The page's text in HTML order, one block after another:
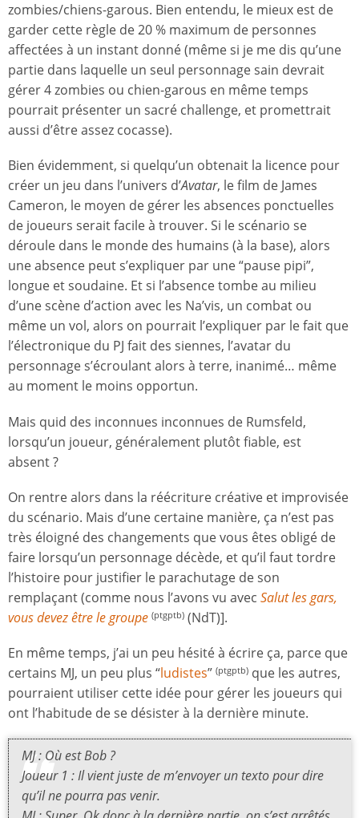
zombies/chiens-garous. Bien entendu, le mieux est de
garder cette règle de 20 % maximum de personnes
affectées à un instant donné (même si je me dis qu’une
partie dans laquelle un seul personnage sain devrait
gérer 4 zombies ou chien-garous en même temps
pourrait présenter un sacré challenge, et promettrait
aussi d’être assez cocasse).
Bien évidemment, si quelqu’un obtenait la licence pour
créer un jeu dans l’univers d’Avatar, le film de James
Cameron, le moyen de gérer les absences ponctuelles
de joueurs serait facile à trouver. Si le scénario se
déroule dans le monde des humains (à la base), alors
une absence peut s’expliquer par une “pause pipi”,
longue et soudaine. Et si l’absence tombe au milieu
d’une scène d’action avec les Na’vis, un combat ou
même un vol, alors on pourrait l’expliquer par le fait que
l’électronique du PJ fait des siennes, l’avatar du
personnage s’écroulant alors à terre, inanimé… même
au moment le moins opportun.
Mais quid des inconnues inconnues de Rumsfeld,
lorsqu’un joueur, généralement plutôt fiable, est
absent ?
On rentre alors dans la réécriture créative et improvisée
du scénario. Mais d’une certaine manière, ça n’est pas
très éloigné des changements que vous êtes obligé de
faire lorsqu’un personnage décède, et qu’il faut tordre
l’histoire pour justifier le parachutage de son
remplaçant (comme nous l’avons vu avec Salut les gars,
vous devez être le groupe (ptgptb) (NdT)].
En même temps, j’ai un peu hésité à écrire ça, parce que
certains MJ, un peu plus “ludistes” (ptgptb) que les autres,
pourraient utiliser cette idée pour gérer les joueurs qui
ont l’habitude de se désister à la dernière minute.
MJ : Où est Bob ?
Joueur 1 : Il vient juste de m’envoyer un texto pour dire
qu’il ne pourra pas venir.